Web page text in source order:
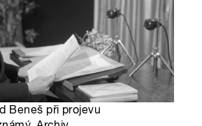
Beneš při projevu